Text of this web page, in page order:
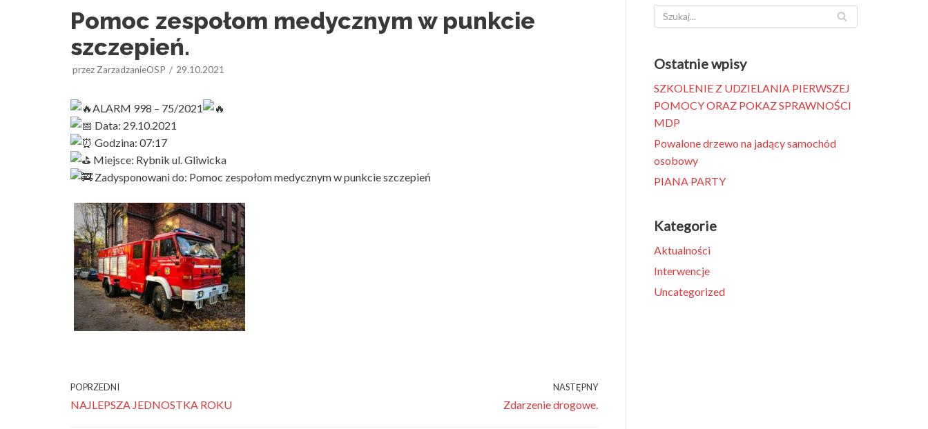
Pomoc zespołom medycznym w punkcie
szczepień.
przez ZarzadzanieOSP 29.10.2021
ALARM 998 – 75/2021
Data: 29.10.2021
Godzina: 07:17
Miejsce: Rybnik ul. Gliwicka
Zadysponowani do: Pomoc zespołom medycznym w punkcie szczepień
POPRZEDNI
NAJLEPSZA JEDNOSTKA ROKU
NASTĘPNY
Zdarzenie drogowe.
Ostatnie wpisy
SZKOLENIE Z UDZIELANIA PIERWSZEJ
POMOCY ORAZ POKAZ SPRAWNOŚCI
MDP
Powalone drzewo na jadący samochód
osobowy
PIANA PARTY
Kategorie
Aktualności
Interwencje
Uncategorized